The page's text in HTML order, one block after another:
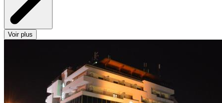
Voir plus